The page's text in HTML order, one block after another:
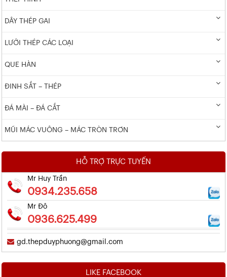
DÂY THÉP GAI
LƯỚI THÉP CÁC LOẠI
QUE HÀN
ĐINH SẮT – THÉP
ĐÁ MÀI – ĐÁ CẮT
MŨI MÁC VUÔNG – MÁC TRÒN TRƠN
HỖ TRỢ TRỰC TUYẾN
Mr Huy Trần
0934.235.658
Mr Đô
0936.625.499
gd.thepduyphuong@gmail.com
LIKE FACEBOOK